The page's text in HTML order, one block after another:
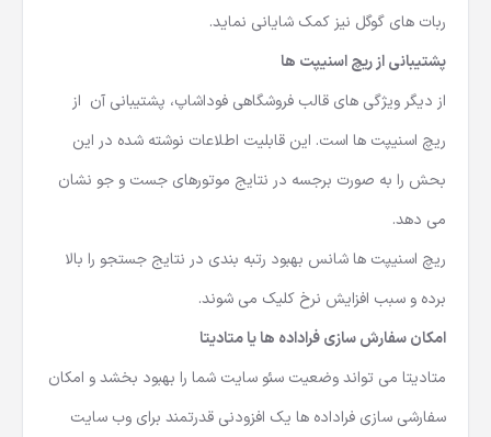
ربات های گوگل نیز کمک شایانی نماید.
پشتیبانی از ریچ اسنیپت ها
از دیگر ویژگی های قالب فروشگاهی فوداشاپ، پشتیبانی آن از
ریچ اسنیپت ها است. این قابلیت اطلاعات نوشته شده در این
بحش را به صورت برجسه در نتایج موتورهای جست و جو نشان
می دهد.
ریچ اسنیپت ها شانس بهبود رتبه بندی در نتایج جستجو را بالا
برده و سبب افزایش نرخ کلیک می شوند.
امکان سفارش سازی فراداده ها یا متادیتا
متادیتا می تواند وضعیت سئو سایت شما را بهبود بخشد و امکان
سفارشی سازی فراداده ها یک افزودنی قدرتمند برای وب سایت